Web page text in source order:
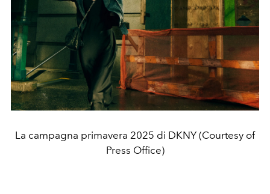
La campagna primavera 2025 di DKNY (Courtesy of
Press Office)